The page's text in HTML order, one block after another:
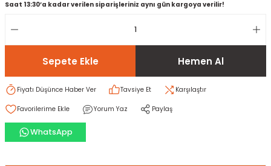
ve Kartonpiyer
HARÇLARI
Saat 13:30’a kadar verilen siparişleriniz aynı gün kargoya verilir!
Sepete Ekle Hemen Al
Fiyatı Düşünce Haber Ver Tavsiye Et Karşılaştır
Yorum Yaz Paylaş
WhatsApp